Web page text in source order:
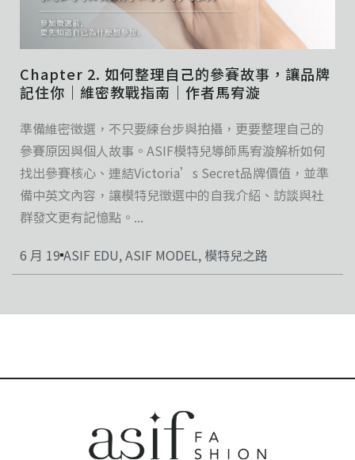
Chapter 2. 如何整理自己的參賽故事，讓品牌
記住你｜維密教戰指南｜作者馬宥漩
準備維密徵選，不只要練台步與拍攝，更要整理自己的
參賽原因與個人故事。ASIF模特兒導師馬宥漩解析如何
找出參賽核心、連結Victoria’s Secret品牌價值，並準
備中英文內容，讓模特兒徵選中的自我介紹、訪談與社
群發文更有記憶點。...
6 月 19 ASIF EDU,ASIF MODEL,模特兒之路